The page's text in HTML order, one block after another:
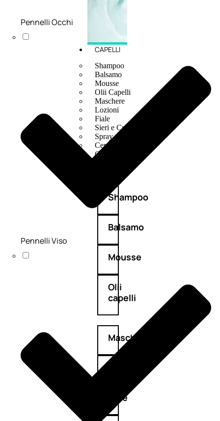
CAPELLI
Shampoo
Balsamo
Mousse
Olii Capelli
Maschere
Lozioni
Fiale
Sieri e Cristalli
Spray
Cera e Crema
Gel Capelli
Shampoo
Balsamo
Mousse
Olii
capelli
Maschere
Fiale
Pennelli Occhi
Pennelli Viso